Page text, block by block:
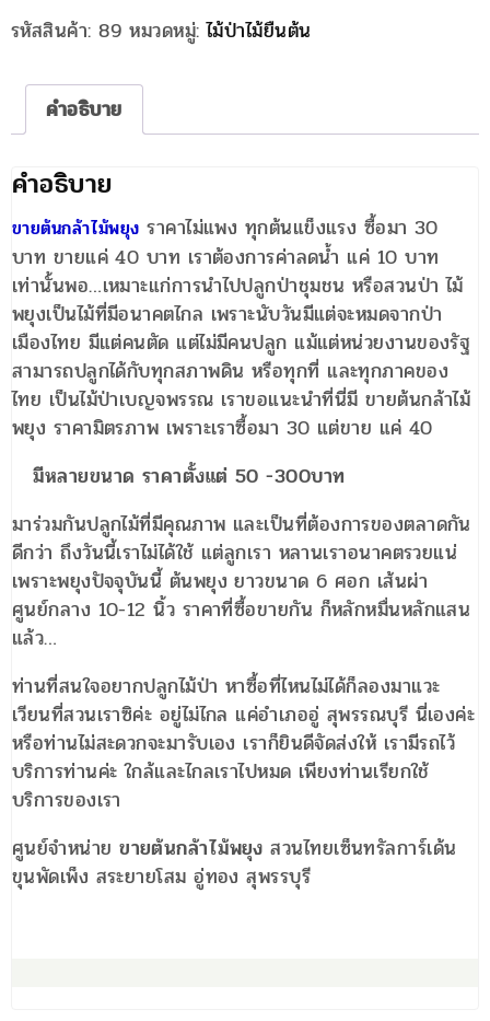
ไม้
ชิ้น
รหัสสินค้า:89 หมวดหมู่:ไม้ป่าไม้ยืนต้น
คำอธิบาย
คำอธิบาย
ขายต้นกล้าไม้พยุง ราคาไม่แพง ทุกต้นแข็งแรง ซื้อมา 30
บาท ขายแค่ 40 บาท เราต้องการค่าลดน้ำ แค่ 10 บาท
เท่านั้นพอ…เหมาะแก่การนำไปปลูกป่าชุมชน หรือสวนป่า ไม้
พยุงเป็นไม้ที่มีอนาคตไกล เพราะนับวันมีแต่จะหมดจากป่า
เมืองไทย มีแต่คนตัด แต่ไม่มีคนปลูก แม้แต่หน่วยงานของรัฐ
สามารถปลูกได้กับทุกสภาพดิน หรือทุกที่ และทุกภาคของ
ไทย เป็นไม้ป่าเบญจพรรณ เราขอแนะนำที่นี่มี ขายต้นกล้าไม้
พยุง ราคามิตรภาพ เพราะเราซื้อมา 30 แต่ขาย แค่ 40
มีหลายขนาด ราคาตั้งแต่ 50 -300บาท
มาร่วมกันปลูกไม้ที่มีคุณภาพ และเป็นที่ต้องการของตลาดกัน
ดีกว่า ถึงวันนี้เราไม่ได้ใช้ แต่ลูกเรา หลานเราอนาคตรวยแน่
เพราะพยุงปัจจุบันนี้ ต้นพยุง ยาวขนาด 6 ศอก เส้นผ่า
ศูนย์กลาง 10-12 นิ้ว ราคาที่ซื้อขายกัน ก็หลักหมื่นหลักแสน
แล้ว…
ท่านที่สนใจอยากปลูกไม้ป่า หาซื้อที่ไหนไม่ได้ก็ลองมาแวะ
เวียนที่สวนเราซิค่ะ อยู่ไม่ไกล แค่อำเภออู่ สุพรรณบุรี นี่เองค่ะ
หรือท่านไม่สะดวกจะมารับเอง เราก็ยินดีจัดส่งให้ เรามีรถไว้
บริการท่านค่ะ ใกล้และไกลเราไปหมด เพียงท่านเรียกใช้
บริการของเรา
ศูนย์จำหน่ายขายต้นกล้าไม้พยุง สวนไทยเซ็นทรัลการ์เด้น
ขุนพัดเพ็ง สระยายโสม อู่ทอง สุพรรบุรี